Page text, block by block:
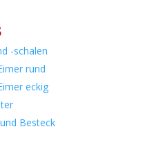
-schalen
rund
eckig
Besteck